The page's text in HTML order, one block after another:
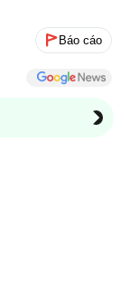
Báo cáo